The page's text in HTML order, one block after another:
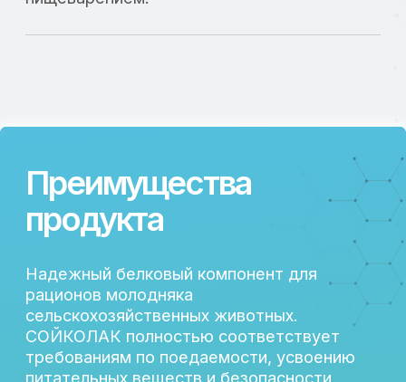
Доп. источник
органических кислот
и молочной кислоты
доступность протеина